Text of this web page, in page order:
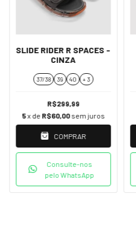
SLIDE RIDER R SPACES -
CINZA
37/38 39 40 + 3
R$299,99
5x de R$60,00 sem juros
COMPRAR
Consulte-nos
pelo WhatsApp